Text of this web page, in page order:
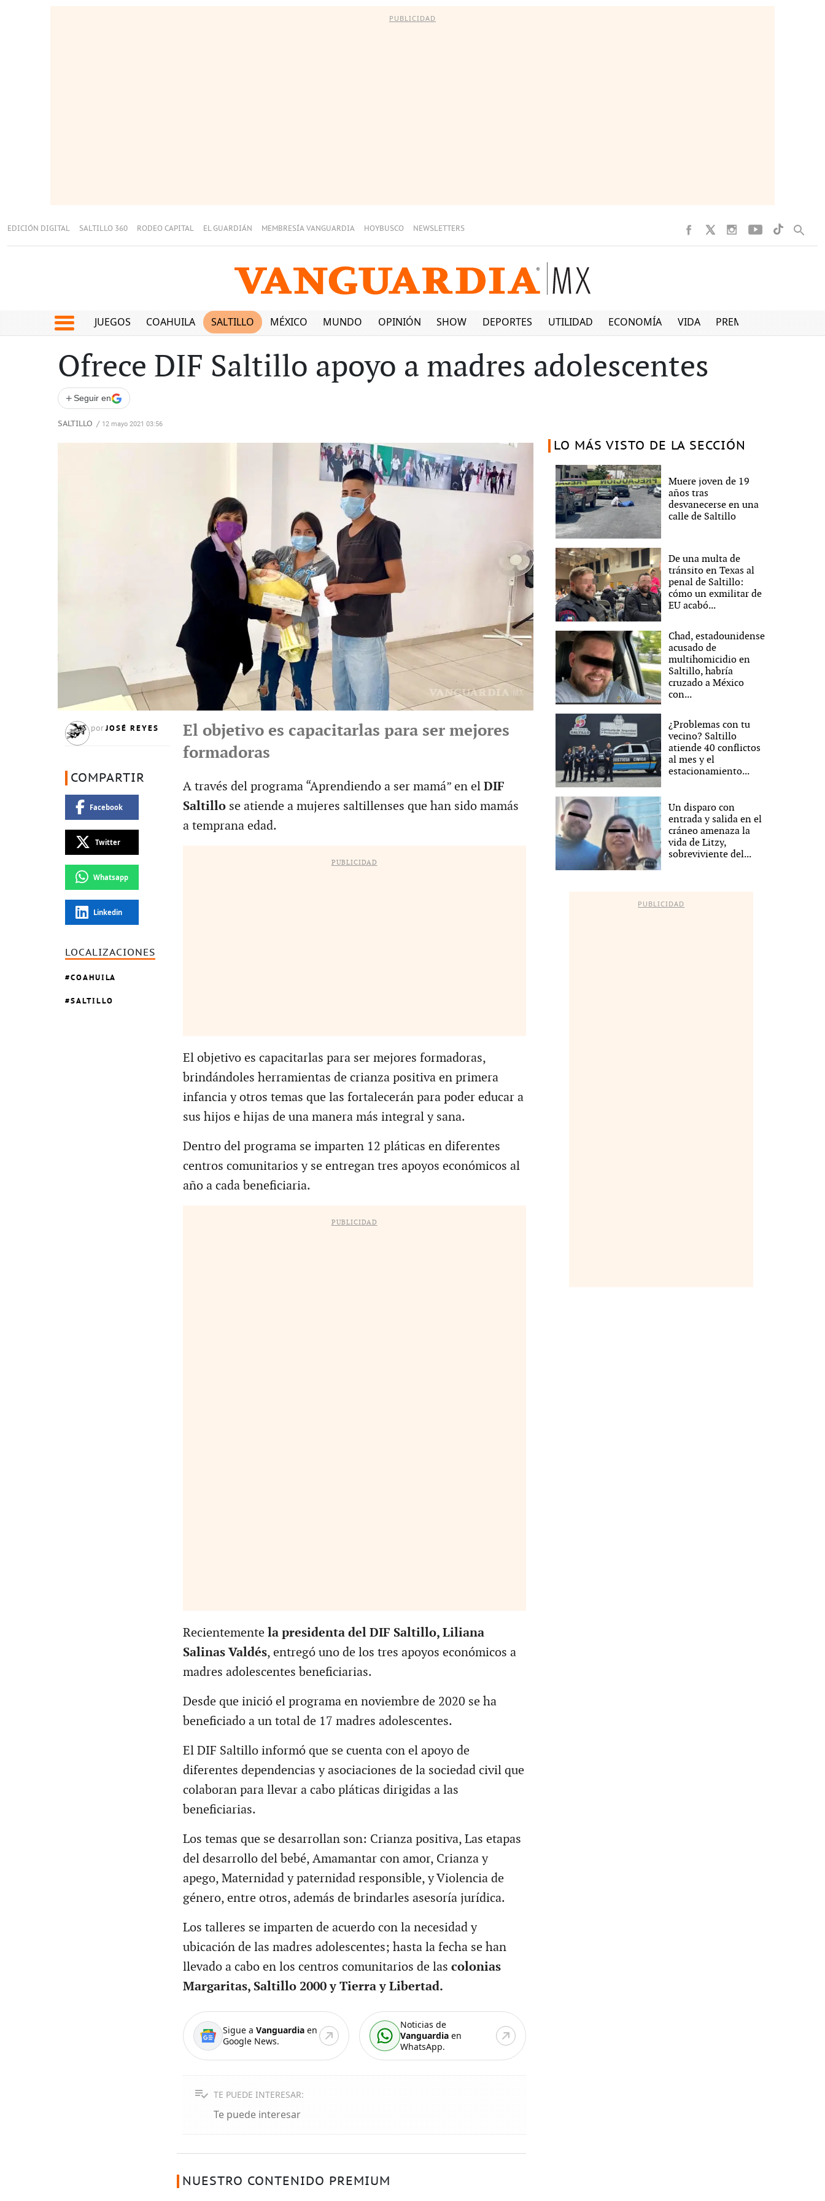
PUBLICIDAD
EDICIÓN DIGITAL SALTILLO 360 RODEO CAPITAL EL GUARDIÁN MEMBRESÍA VANGUARDIA HOYBUSCO NEWSLETTERS
JUEGOS COAHUILA SALTILLO MÉXICO MUNDO OPINIÓN SHOW DEPORTES UTILIDAD ECONOMÍA VIDA PREMIUM
Ofrece DIF Saltillo apoyo a madres adolescentes
+ Seguir en
SALTILLO / 12 mayo 2021 03:56
porJOSÉ REYES
COMPARTIR
Facebook
Twitter
Whatsapp
Linkedin
LOCALIZACIONES
COAHUILA
SALTILLO
El objetivo es capacitarlas para ser mejores
formadoras
A través del programa “Aprendiendo a ser mamá” en el DIF
Saltillose atiende a mujeres saltillenses que han sido mamás
a temprana edad.
PUBLICIDAD
El objetivo es capacitarlas para ser mejores formadoras,
brindándoles herramientas de crianza positiva en primera
infancia y otros temas que las fortalecerán para poder educar a
sus hijos e hijas de una manera más integral y sana.
Dentro del programa se imparten 12 pláticas en diferentes
centros comunitarios y se entregan tres apoyos económicos al
año a cada beneficiaria.
PUBLICIDAD
Recientemente la presidenta del DIF Saltillo, Liliana
Salinas Valdés, entregó uno de los tres apoyos económicos a
madres adolescentes beneficiarias.
Desde que inició el programa en noviembre de 2020 se ha
beneficiado a un total de 17 madres adolescentes.
El DIF Saltillo informó que se cuenta con el apoyo de
diferentes dependencias y asociaciones de la sociedad civil que
colaboran para llevar a cabo pláticas dirigidas a las
beneficiarias.
Los temas que se desarrollan son: Crianza positiva, Las etapas
del desarrollo del bebé, Amamantar con amor, Crianza y
apego, Maternidad y paternidad responsible, y Violencia de
género, entre otros, además de brindarles asesoría jurídica.
Los talleres se imparten de acuerdo con la necesidad y
ubicación de las madres adolescentes; hasta la fecha se han
llevado a cabo en los centros comunitarios de las colonias
Margaritas, Saltillo 2000 y Tierra y Libertad.
Sigue a Vanguardiaen
Google News.
Noticias de
Vanguardia en
WhatsApp.
TE PUEDE INTERESAR:
Te puede interesar
NUESTRO CONTENIDO PREMIUM
LO MÁS VISTO DE LA SECCIÓN
Muere joven de 19
años tras
desvanecerse en una
calle de Saltillo
De una multa de
tránsito en Texas al
penal de Saltillo:
cómo un exmilitar de
EU acabó...
Chad, estadounidense
acusado de
multihomicidio en
Saltillo, habría
cruzado a México
con...
¿Problemas con tu
vecino? Saltillo
atiende 40 conflictos
al mes y el
estacionamiento...
Un disparo con
entrada y salida en el
cráneo amenaza la
vida de Litzy,
sobreviviente del...
PUBLICIDAD